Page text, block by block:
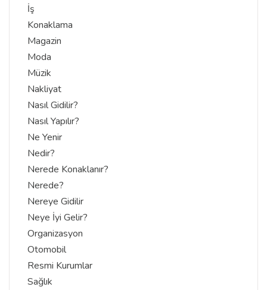
İş
Konaklama
Magazin
Moda
Müzik
Nakliyat
Nasıl Gidilir?
Nasıl Yapılır?
Ne Yenir
Nedir?
Nerede Konaklanır?
Nerede?
Nereye Gidilir
Neye İyi Gelir?
Organizasyon
Otomobil
Resmi Kurumlar
Sağlık